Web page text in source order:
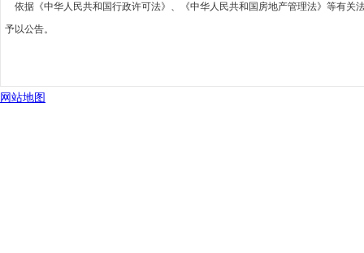
依据《中华人民共和国行政许可法》、《中华人民共和国房地产管理法》等有关
予以公告。
网站地图